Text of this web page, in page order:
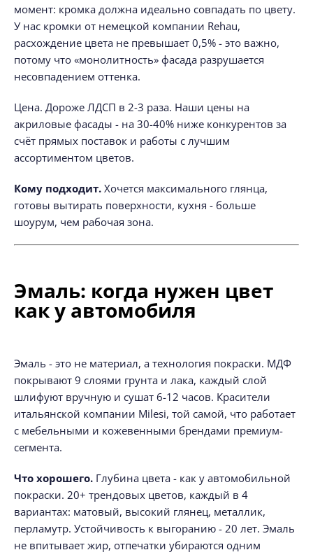
момент: кромка должна идеально совпадать по цвету.
У нас кромки от немецкой компании Rehau,
расхождение цвета не превышает 0,5% - это важно,
потому что «монолитность» фасада разрушается
несовпадением оттенка.
Цена. Дороже ЛДСП в 2-3 раза. Наши цены на
акриловые фасады - на 30-40% ниже конкурентов за
счёт прямых поставок и работы с лучшим
ассортиментом цветов.
Кому подходит. Хочется максимального глянца,
готовы вытирать поверхности, кухня - больше
шоурум, чем рабочая зона.
Эмаль: когда нужен цвет
как у автомобиля
Эмаль - это не материал, а технология покраски. МДФ
покрывают 9 слоями грунта и лака, каждый слой
шлифуют вручную и сушат 6-12 часов. Красители
итальянской компании Milesi, той самой, что работает
с мебельными и кожевенными брендами премиум-
сегмента.
Что хорошего. Глубина цвета - как у автомобильной
покраски. 20+ трендовых цветов, каждый в 4
вариантах: матовый, высокий глянец, металлик,
перламутр. Устойчивость к выгоранию - 20 лет. Эмаль
не впитывает жир, отпечатки убираются одним